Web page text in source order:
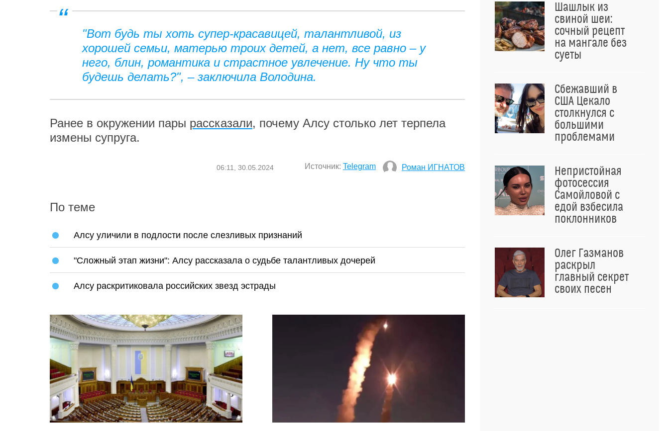
"Вот будь ты хоть супер-красавицей, талантливой, из
хорошей семьи, матерью троих детей, а нет, все равно – у
него, блин, романтика и страстное увлечение. Ну что ты
будешь делать?", – заключила Володина.
Ранее в окружении пары рассказали, почему Алсу столько лет терпела
измены супруга.
06:11, 30.05.2024 Источник: Telegram Роман ИГНАТОВ
По теме
Алсу уличили в подлости после слезливых признаний
"Сложный этап жизни": Алсу рассказала о судьбе талантливых дочерей
Алсу раскритиковала российских звезд эстрады
Шашлык из
свиной шеи:
сочный рецепт
на мангале без
суеты
Сбежавший в
США Цекало
столкнулся с
большими
проблемами
Непристойная
фотосессия
Самойловой с
едой взбесила
поклонников
Олег Газманов
раскрыл
главный секрет
своих песен